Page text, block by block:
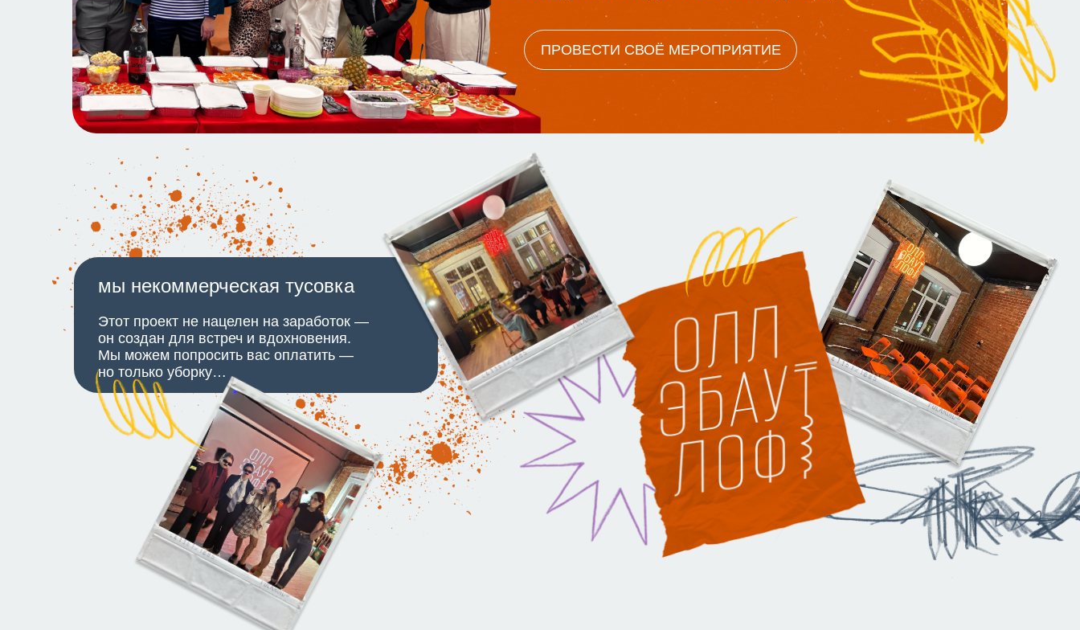
ПРОВЕСТИ СВОЁ МЕРОПРИЯТИЕ
Этот проект не нацелен на заработок —
он создан для встреч и вдохновения.
Мы можем попросить вас оплатить —
но только уборку…
мы некоммерческая тусовка